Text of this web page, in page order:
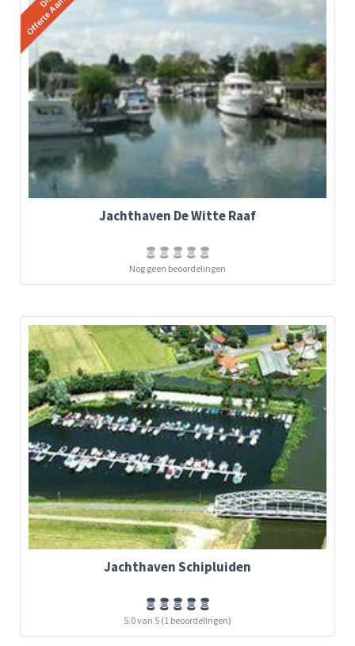
Jachthaven De Witte Raaf
Nog geen beoordelingen
Jachthaven Schipluiden
5.0 van 5 (1 beoordelingen)